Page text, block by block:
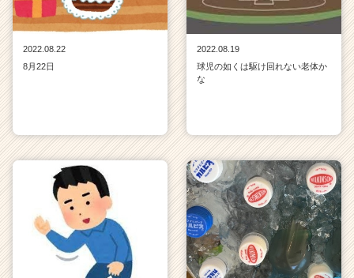
2022.08.22
8月22日
2022.08.19
球児の如くは駆け回れない老体か
な